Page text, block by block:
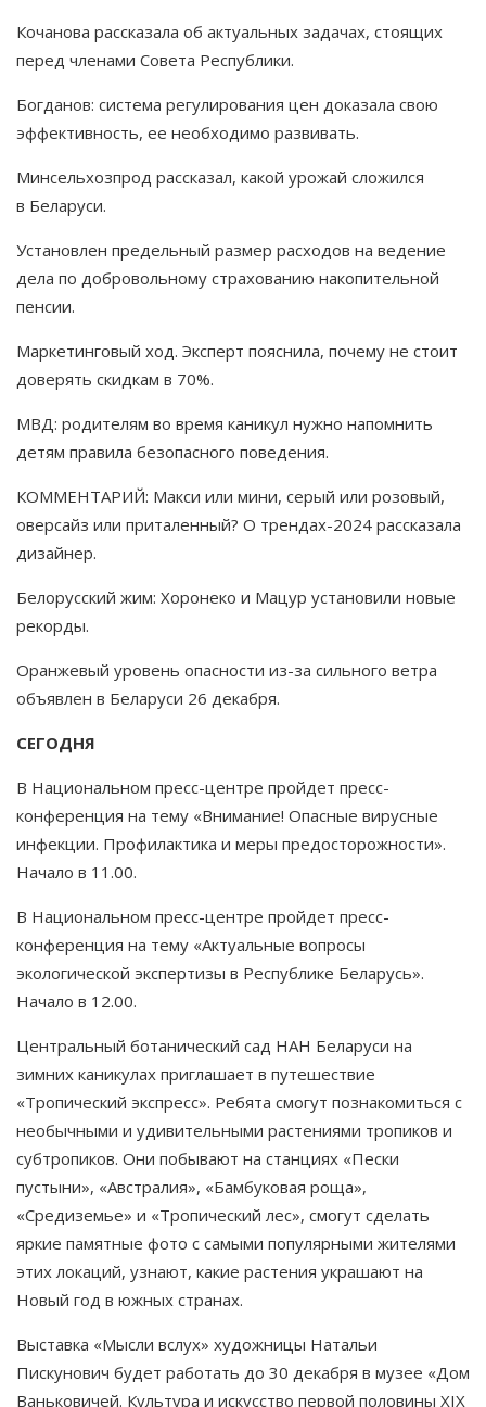
Кочанова рассказала об актуальных задачах, стоящих
перед членами Совета Республики.
Богданов: система регулирования цен доказала свою
эффективность, ее необходимо развивать.
Минсельхозпрод рассказал, какой урожай сложился
в Беларуси.
Установлен предельный размер расходов на ведение
дела по добровольному страхованию накопительной
пенсии.
Маркетинговый ход. Эксперт пояснила, почему не стоит
доверять скидкам в 70%.
МВД: родителям во время каникул нужно напомнить
детям правила безопасного поведения.
КОММЕНТАРИЙ: Макси или мини, серый или розовый,
оверсайз или приталенный? О трендах-2024 рассказала
дизайнер.
Белорусский жим: Хоронеко и Мацур установили новые
рекорды.
Оранжевый уровень опасности из-за сильного ветра
объявлен в Беларуси 26 декабря.
СЕГОДНЯ
В Национальном пресс-центре пройдет пресс-
конференция на тему «Внимание! Опасные вирусные
инфекции. Профилактика и меры предосторожности».
Начало в 11.00.
В Национальном пресс-центре пройдет пресс-
конференция на тему «Актуальные вопросы
экологической экспертизы в Республике Беларусь».
Начало в 12.00.
Центральный ботанический сад НАН Беларуси на
зимних каникулах приглашает в путешествие
«Тропический экспресс». Ребята смогут познакомиться с
необычными и удивительными растениями тропиков и
субтропиков. Они побывают на станциях «Пески
пустыни», «Австралия», «Бамбуковая роща»,
«Средиземье» и «Тропический лес», смогут сделать
яркие памятные фото с самыми популярными жителями
этих локаций, узнают, какие растения украшают на
Новый год в южных странах.
Выставка «Мысли вслух» художницы Натальи
Пискунович будет работать до 30 декабря в музее «Дом
Ваньковичей. Культура и искусство первой половины XIX